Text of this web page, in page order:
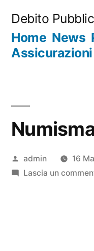
contenuto
Debito
Home News
Assicurazioni
Pubblicato
da
admin
16
Lascia un